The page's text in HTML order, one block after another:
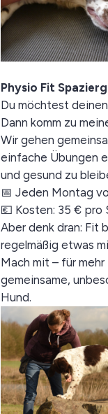
Physio Fit
Du möchtest
Dann komm zu
Wir gehen
einfache Übungen
und gesund zu
📅 Jeden Montag
💶 Kosten: 35 € pro
Aber denk dran: Fit
regelmäßig etwas
Mach mit – für
gemeinsame,
Hund.